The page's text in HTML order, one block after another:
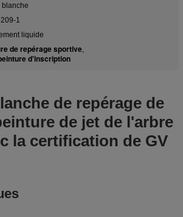
blanche
1
liquide
de repérage sportive,
d'inscription
de repérage de
de jet de l'arbre
la certification de GV